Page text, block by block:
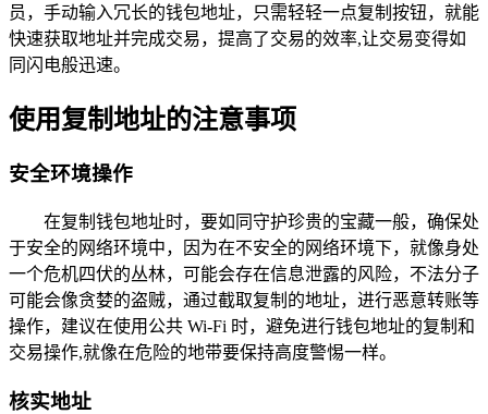
员，手动输入冗长的钱包地址，只需轻轻一点复制按钮，就能
快速获取地址并完成交易，提高了交易的效率,让交易变得如
同闪电般迅速。
使用复制地址的注意事项
安全环境操作
在复制钱包地址时，要如同守护珍贵的宝藏一般，确保处
于安全的网络环境中，因为在不安全的网络环境下，就像身处
一个危机四伏的丛林，可能会存在信息泄露的风险，不法分子
可能会像贪婪的盗贼，通过截取复制的地址，进行恶意转账等
操作，建议在使用公共 Wi-Fi 时，避免进行钱包地址的复制和
交易操作,就像在危险的地带要保持高度警惕一样。
核实地址